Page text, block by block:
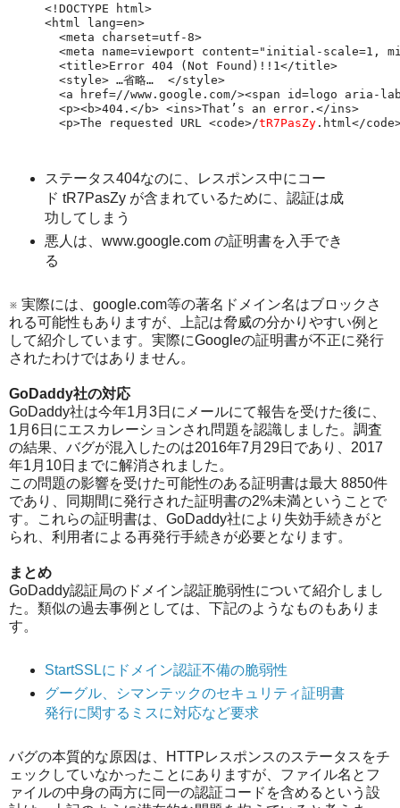
<!DOCTYPE html>
<html lang=en>
  <meta charset=utf-8>
<meta name=viewport content="initial-scale=1,
  <title>Error 404 (Not Found)!!1</title>
  <style> …省略…  </style>
<a href=//www.google.com/><span id=logo aria-
  <p><b>404.</b> <ins>That’s an error.</ins>
  <p>The requested URL <code>/
tR7PasZy .html</
ステータス404なのに、レスポンス中にコー
ド tR7PasZy が含まれているために、認証は成
功してしまう
悪人は、www.google.com の証明書を入手でき
る
※ 実際には、google.com等の著名ドメイン名はブロックさ
れる可能性もありますが、上記は脅威の分かりやすい例と
して紹介しています。実際にGoogleの証明書が不正に発行
されたわけではありません。
GoDaddy社の対応
GoDaddy社は今年1月3日にメールにて報告を受けた後に、
1月6日にエスカレーションされ問題を認識しました。調査
の結果、バグが混入したのは2016年7月29日であり、2017
年1月10日までに解消されました。
この問題の影響を受けた可能性のある証明書は最大 8850件
であり、同期間に発行された証明書の2%未満ということで
す。これらの証明書は、GoDaddy社により失効手続きがと
られ、利用者による再発行手続きが必要となります。
まとめ
GoDaddy認証局のドメイン認証脆弱性について紹介しまし
た。類似の過去事例としては、下記のようなものもありま
す。
StartSSLにドメイン認証不備の脆弱性
グーグル、シマンテックのセキュリティ証明書
発行に関するミスに対応など要求
バグの本質的な原因は、HTTPレスポンスのステータスをチ
ェックしていなかったことにありますが、ファイル名とフ
ァイルの中身の両方に同一の認証コードを含めるという設